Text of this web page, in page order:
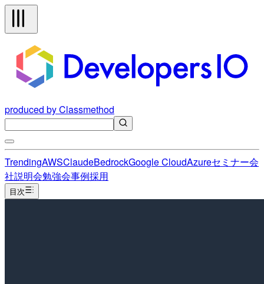
produced by Classmethod
TrendingAWSClaudeBedrockGoogle CloudAzureセミナー会
社説明会勉強会事例採用
目次